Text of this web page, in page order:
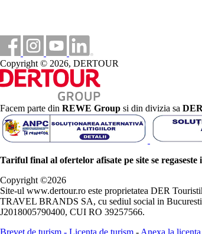
Copyright © 2026, DERTOUR
Facem parte din REWE Group si din divizia sa
Tariful final al ofertelor afisate pe site se
Copyright ©2026
Site-ul www.dertour.ro este proprietatea DER
TRAVEL BRANDS SA, cu sediul social in
J2018005790400, CUI RO 39257566.
Brevet de turism - Licenta de turism - Anexa la